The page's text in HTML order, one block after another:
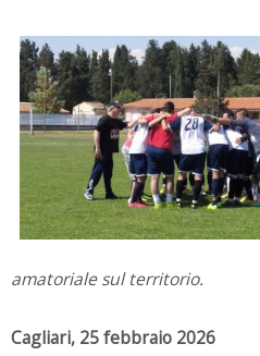
amatoriale sul territorio.
Cagliari, 25 febbraio 2026